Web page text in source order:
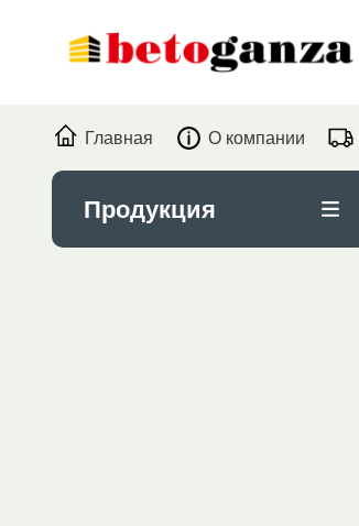
Главная О компании
Продукция